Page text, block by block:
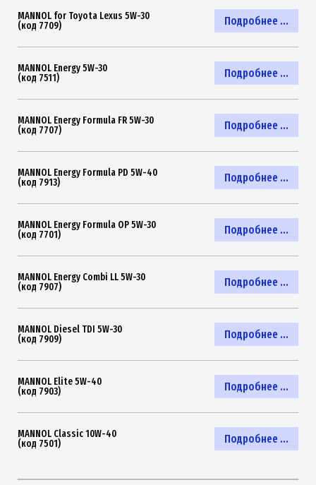
Подробнее ...
MANNOL for Toyota Lexus 5W-30
(код 7709)
Подробнее ...
MANNOL Energy 5W-30
(код 7511)
Подробнее ...
MANNOL Energy Formula FR 5W-30
(код 7707)
Подробнее ...
MANNOL Energy Formula PD 5W-40
(код 7913)
Подробнее ...
MANNOL Energy Formula OP 5W-30
(код 7701)
Подробнее ...
MANNOL Energy Combi LL 5W-30
(код 7907)
Подробнее ...
MANNOL Diesel TDI 5W-30
(код 7909)
Подробнее ...
MANNOL Elite 5W-40
(код 7903)
Подробнее ...
MANNOL Classic 10W-40
(код 7501)